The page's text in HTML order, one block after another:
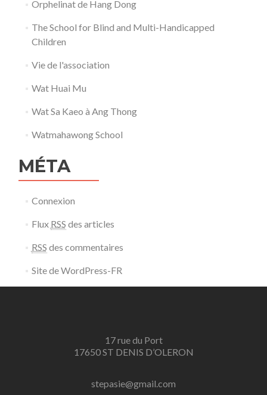
Orphelinat de Hang Dong
The School for Blind and Multi-Handicapped
Children
Vie de l'association
Wat Huai Mu
Wat Sa Kaeo à Ang Thong
Watmahawong School
MÉTA
Connexion
Flux RSS des articles
RSS des commentaires
Site de WordPress-FR
17 rue du Port
17650 ST DENIS D’OLERON
stepasie@gmail.com